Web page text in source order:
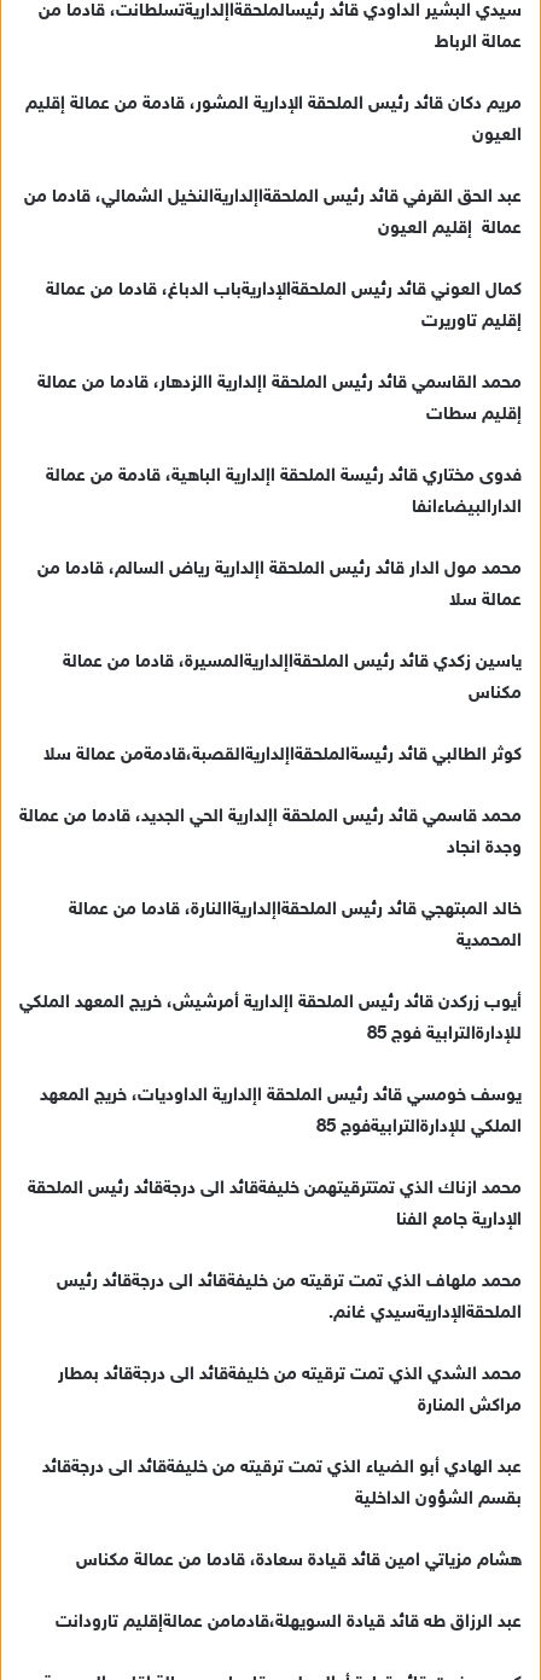
سيدي البشير الداودي قائد رئيسالملحقةاإلداريةتسلطانت، قادما من
عمالة الرباط
مريم دكان قائد رئيس الملحقة الإدارية المشور، قادمة من عمالة إقليم
العيون
عبد الحق القرفي قائد رئيس الملحقةاإلداريةالنخيل الشمالي، قادما من
عمالة إقليم العيون
كمال العوني قائد رئيس الملحقةالإداريةباب الدباغ، قادما من عمالة
إقليم تاوريرت
محمد القاسمي قائد رئيس الملحقة اإلدارية االزدهار، قادما من عمالة
إقليم سطات
فدوى مختاري قائد رئيسة الملحقة اإلدارية الباهية، قادمة من عمالة
الدارالبيضاءانفا
محمد مول الدار قائد رئيس الملحقة اإلدارية رياض السالم، قادما من
عمالة سلا
ياسين زكدي قائد رئيس الملحقةاإلداريةالمسيرة، قادما من عمالة
مكناس
كوثر الطالبي قائد رئيسةالملحقةاإلداريةالقصبة،قادمةمن عمالة سلا
محمد قاسمي قائد رئيس الملحقة اإلدارية الحي الجديد، قادما من عمالة
وجدة انجاد
خالد المبتهجي قائد رئيس الملحقةاإلداريةاالنارة، قادما من عمالة
المحمدية
أيوب زركدن قائد رئيس الملحقة اإلدارية أمرشيش، خريج المعهد الملكي
للإدارةالترابية فوج 85
يوسف خومسي قائد رئيس الملحقة اإلدارية الداوديات، خريج المعهد
الملكي للإدارةالترابيةفوج 85
محمد ازناك الذي تمتترقيتهمن خليفةقائد الى درجةقائد رئيس الملحقة
الإدارية جامع الفنا
محمد ملهاف الذي تمت ترقيته من خليفةقائد الى درجةقائد رئيس
الملحقةالإداريةسيدي غانم.
محمد الشدي الذي تمت ترقيته من خليفةقائد الى درجةقائد بمطار
مراكش المنارة
عبد الهادي أبو الضياء الذي تمت ترقيته من خليفةقائد الى درجةقائد
بقسم الشؤون الداخلية
هشام مزياتي امين قائد قيادة سعادة، قادما من عمالة مكناس
عبد الرزاق طه قائد قيادة السويهلة،قادمامن عمالةإقليم تارودانت